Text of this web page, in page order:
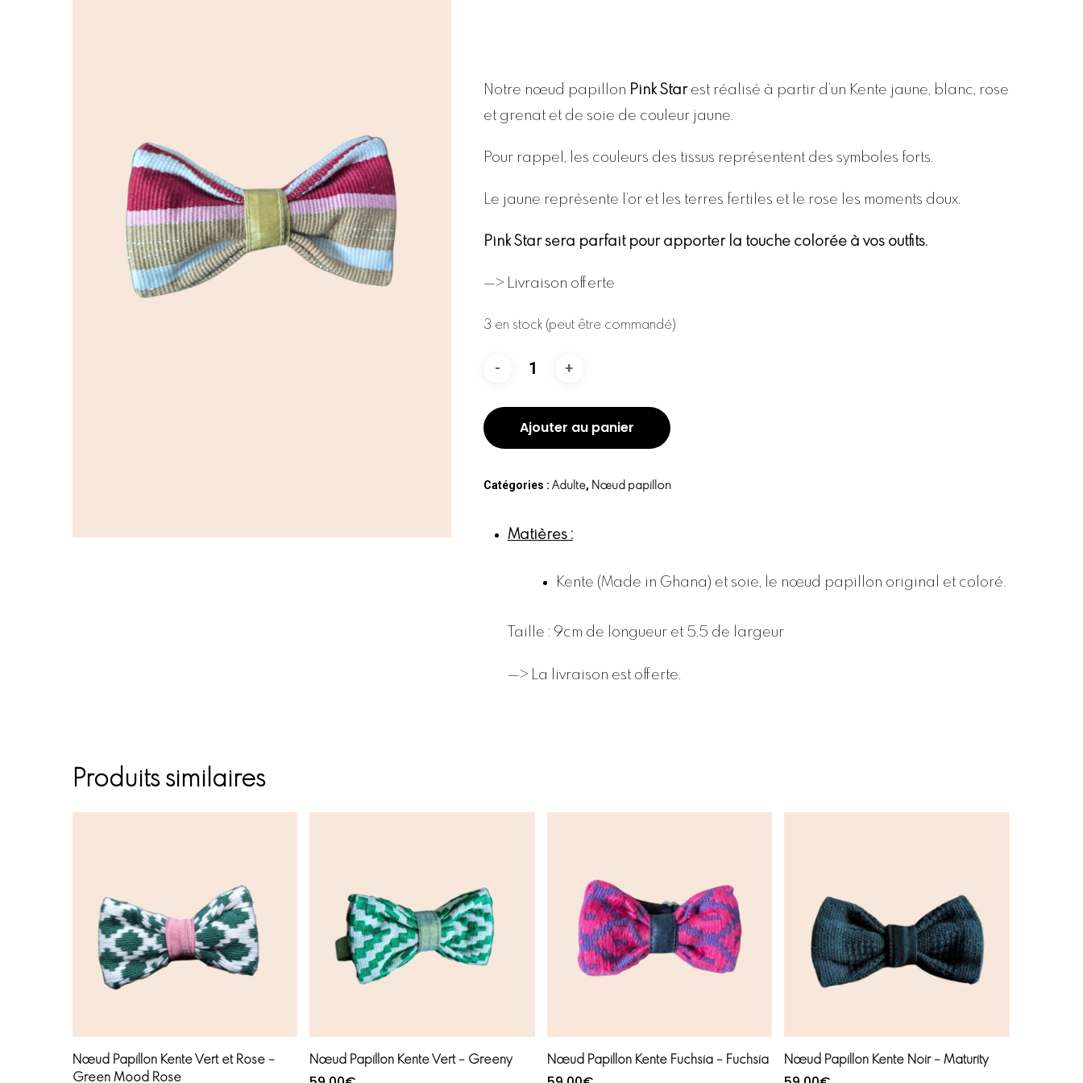
Notre nœud papillon Pink Star est réalisé à partir d’un Kente jaune, blanc, rose
et grenat et de soie de couleur jaune.
Pour rappel, les couleurs des tissus représentent des symboles forts.
Le jaune représente l’or et les terres fertiles et le rose les moments doux.
Pink Star sera parfait pour apporter la touche colorée à vos outfits.
—> Livraison offerte
3 en stock (peut être commandé)
Ajouter au panier
Catégories : Adulte, Nœud papillon
Matières :
Kente (Made in Ghana) et soie, le nœud papillon original et coloré.
Taille : 9cm de longueur et 5.5 de largeur
—> La livraison est offerte.
Produits similaires
Ajouter au panier
Nœud Papillon Kente Vert et Rose –
Green Mood Rose
Lire la suite
Nœud Papillon Kente Vert – Greeny Ajouter au panier
Nœud Papillon Kente Fuchsia – Fuchsia Ajouter au panier
Nœud Papillon Kente Noir – Maturity